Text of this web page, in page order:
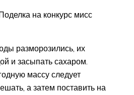
на конкурс мисс
разморозились, их
и засыпать сахаром.
массу следует
а затем поставить на